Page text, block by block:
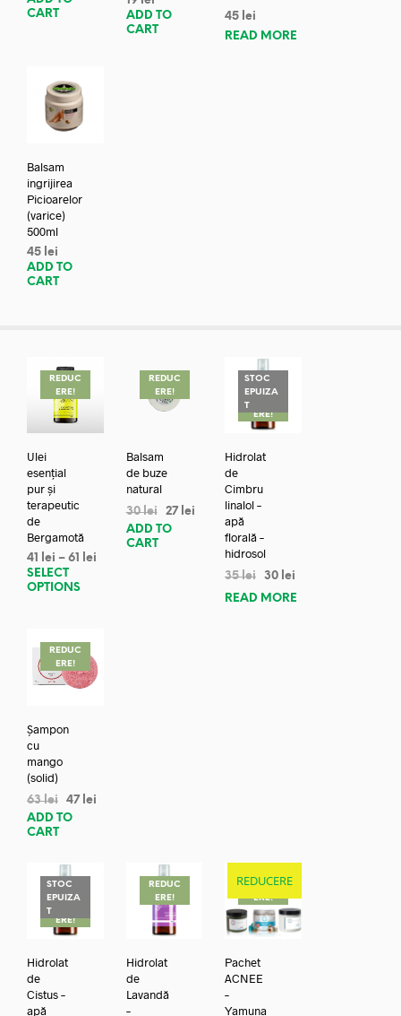
CART
ADD TO
CART
45 lei
READ MORE
Balsam
ingrijirea
Picioarelor
(varice)
500ml
45 lei
ADD TO
CART
REDUC
ERE!
Ulei
esențial
pur și
terapeutic
de
Bergamotă
41 lei – 61
lei
SELECT
OPTIONS
REDUC
ERE!
Balsam
de buze
natural
30lei 27 lei
ADD TO
CART
STOC
EPUIZA
TREDUC
ERE!
Hidrolat
de
Cimbru
linalol –
apă
florală –
hidrosol
35lei 30 lei
READ MORE
REDUC
ERE!
Șampon
cu
mango
(solid)
63lei 47 lei
ADD TO
CART
STOC
EPUIZA
TREDUC
ERE!
Hidrolat
de
Cistus –
apă
REDUC
ERE!
Hidrolat
de
Lavandă
–
REDUCERE
REDUC
ERE!
Pachet
ACNEE
–
Yamuna